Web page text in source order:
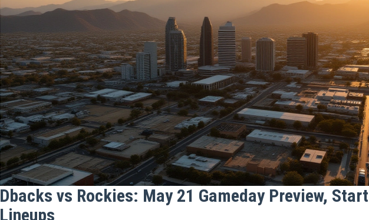
Dbacks vs Rockies: May 21 Gameday Preview,
Lineups